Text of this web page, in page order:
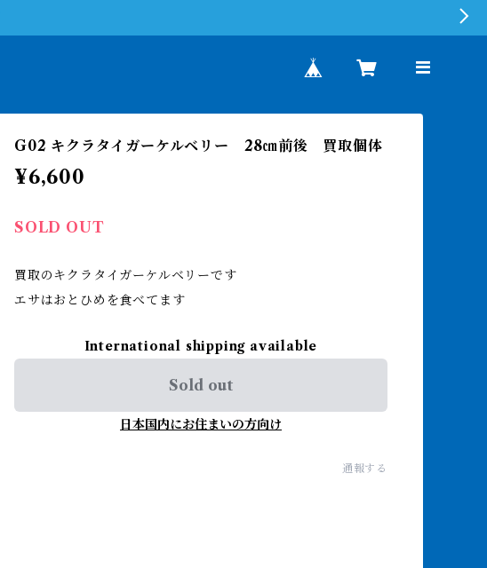
G02 キクラタイガーケルベリー 28㎝前後 買取個体
¥6,600
SOLD OUT
買取のキクラタイガーケルベリーです
エサはおとひめを食べてます
International shipping available
Sold out
日本国内にお住まいの方向け
通報する